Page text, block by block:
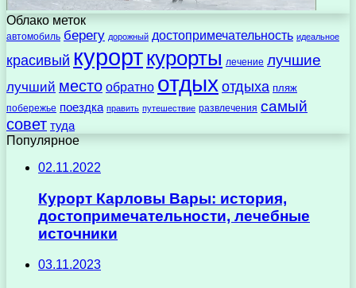
Облако меток
автомобиль берегу дорожный достопримечательность идеальное
красивый курорткурорты лечение лучшие
лучший место обратно отдыхотдыха пляж
побережье поездка править путешествие развлечения самый
совет туда
Популярное
02.11.2022
Курорт Карловы Вары: история,
достопримечательности, лечебные
источники
03.11.2023